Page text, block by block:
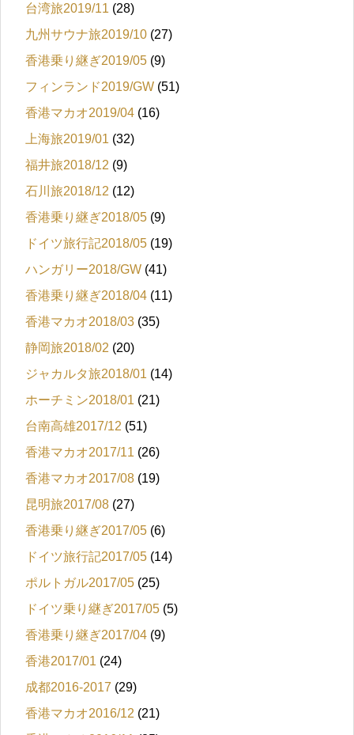
台湾旅2019/11 (28)
九州サウナ旅2019/10 (27)
香港乗り継ぎ2019/05 (9)
フィンランド2019/GW (51)
香港マカオ2019/04 (16)
上海旅2019/01 (32)
福井旅2018/12 (9)
石川旅2018/12 (12)
香港乗り継ぎ2018/05 (9)
ドイツ旅行記2018/05 (19)
ハンガリー2018/GW (41)
香港乗り継ぎ2018/04 (11)
香港マカオ2018/03 (35)
静岡旅2018/02 (20)
ジャカルタ旅2018/01 (14)
ホーチミン2018/01 (21)
台南高雄2017/12 (51)
香港マカオ2017/11 (26)
香港マカオ2017/08 (19)
昆明旅2017/08 (27)
香港乗り継ぎ2017/05 (6)
ドイツ旅行記2017/05 (14)
ポルトガル2017/05 (25)
ドイツ乗り継ぎ2017/05 (5)
香港乗り継ぎ2017/04 (9)
香港2017/01 (24)
成都2016-2017 (29)
香港マカオ2016/12 (21)